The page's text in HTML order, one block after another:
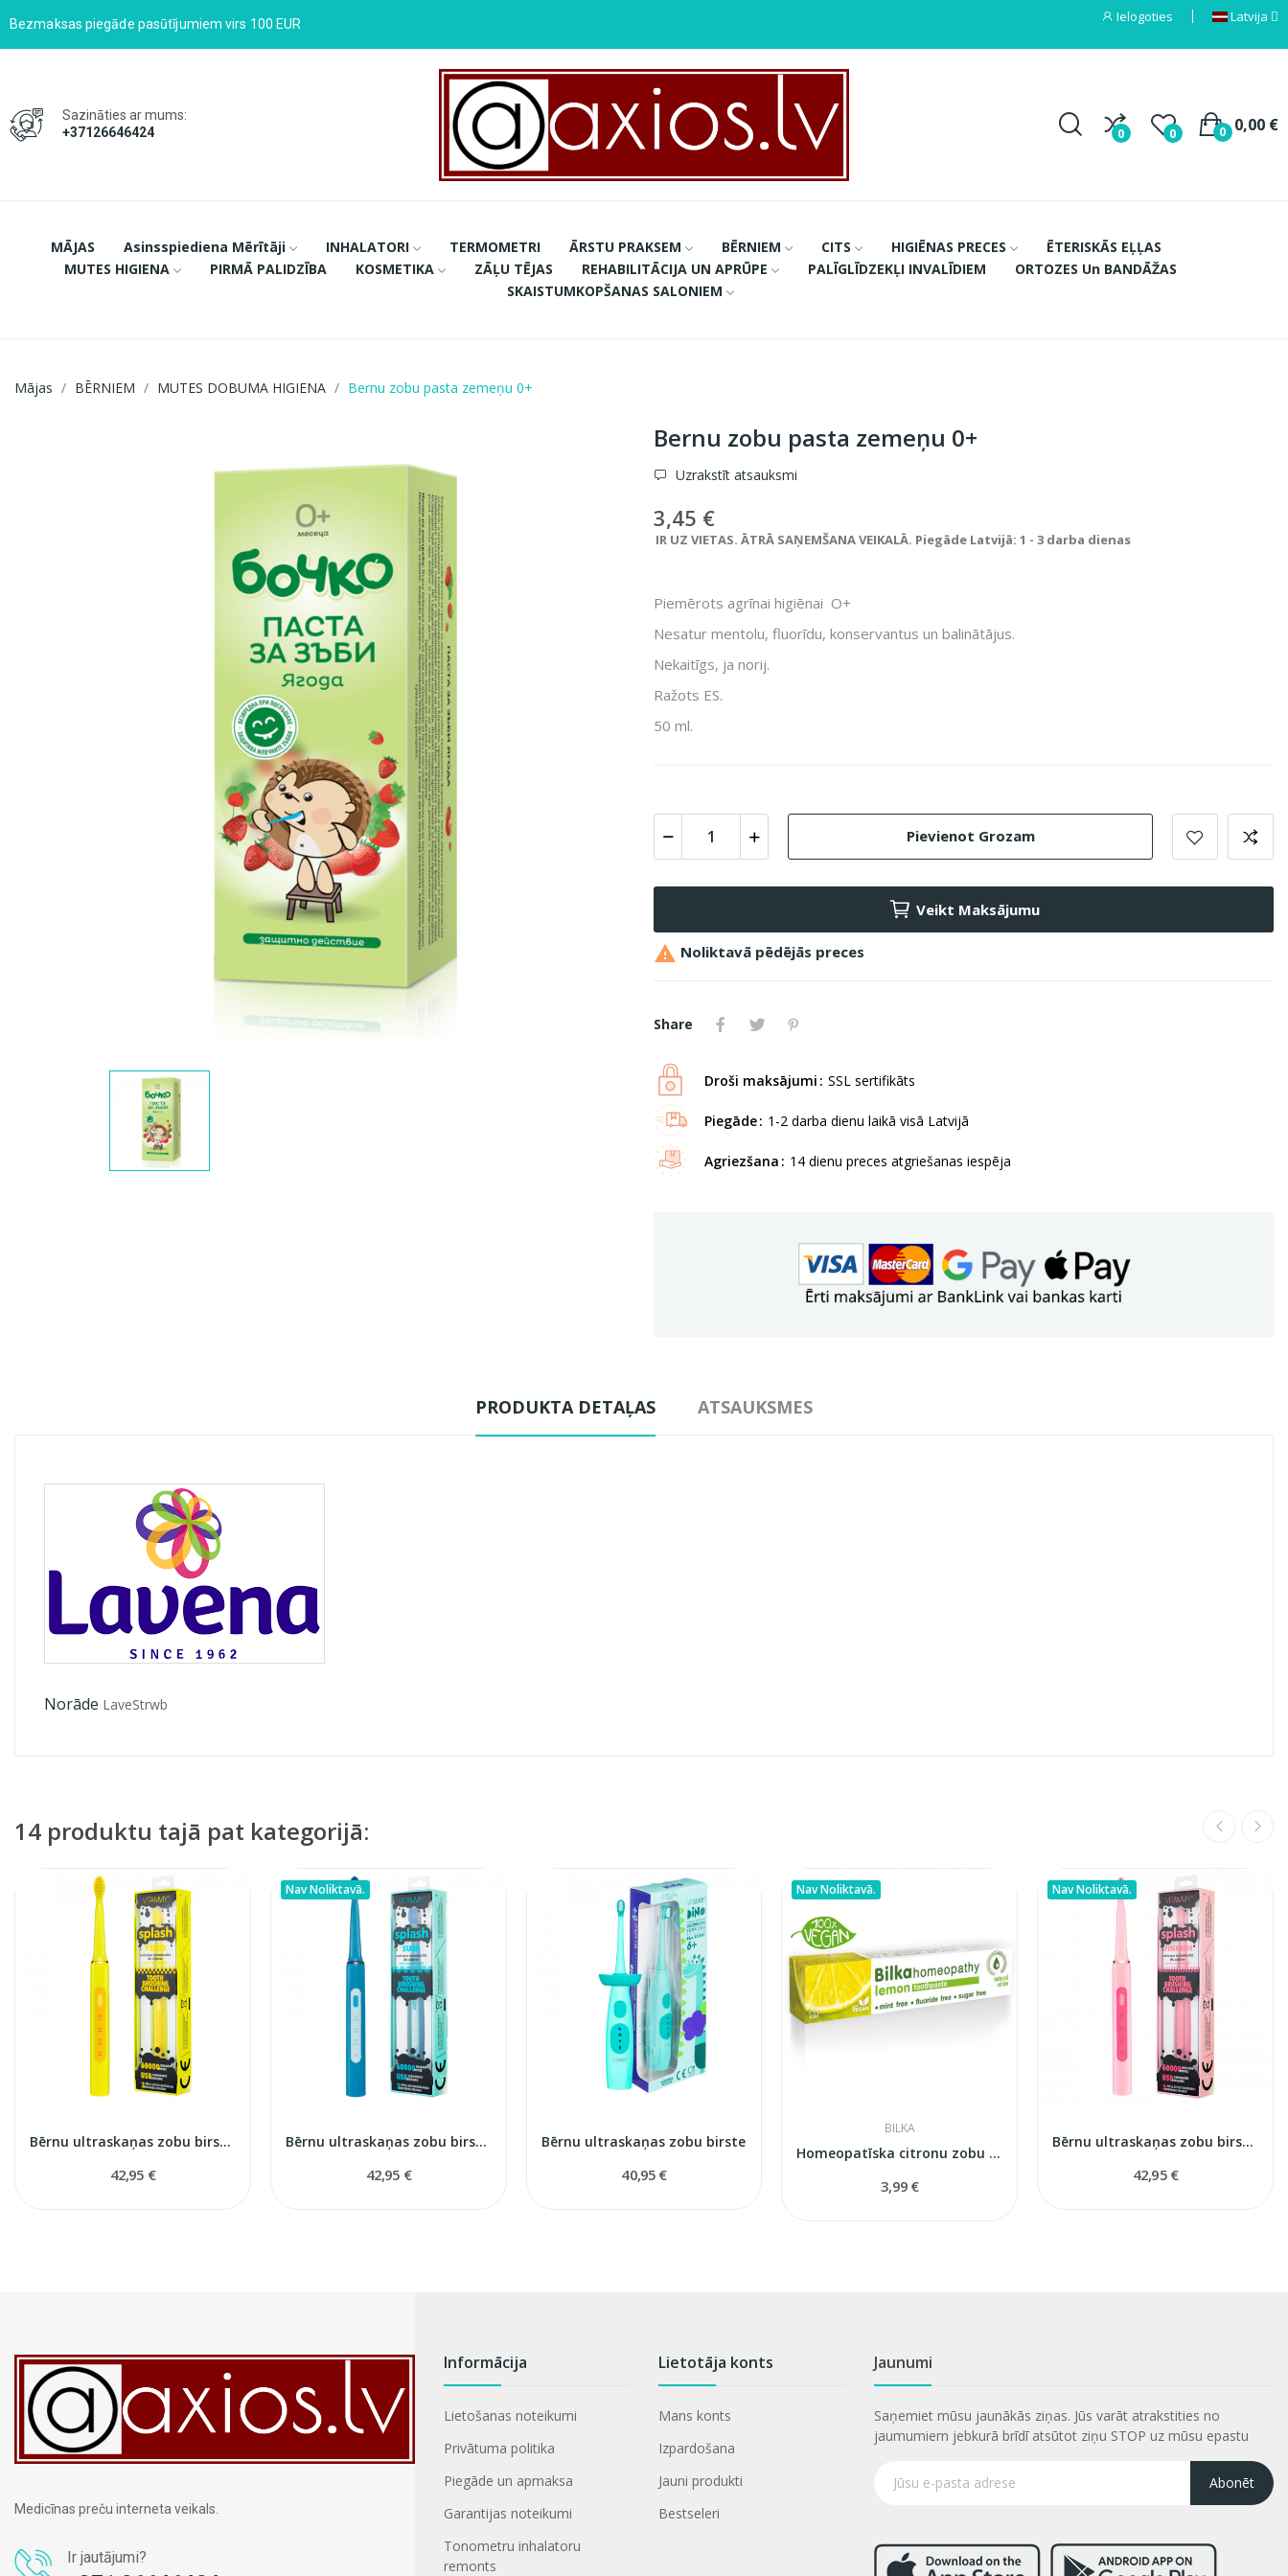
Bezmaksas piegāde pasūtījumiem virs 100 EUR Ielogoties Latvija
Sazināties ar mums:
+37126646424
0 0 0,00 €
0
MĀJAS Asinsspiediena Mērītāji INHALATORI TERMOMETRI ĀRSTU PRAKSEM BĒRNIEM CITS HIGIĒNAS PRECES
ĒTERISKĀS EĻĻAS
MUTES HIGIENA
PIRMĀ PALIDZĪBA KOSMETIKA ZĀĻU TĒJAS REHABILITĀCIJA UN APRŪPE PALĪGLĪDZEKĻI INVALĪDIEM
ORTOZES Un BANDĀŽAS
SKAISTUMKOPŠANAS SALONIEM
Mājas BĒRNIEM MUTES DOBUMA HIGIENA Bernu zobu pasta zemeņu 0+
Bernu zobu pasta zemeņu 0+
Uzrakstīt atsauksmi
3,45 €
IR UZ VIETAS. ĀTRĀ SAŅEMŠANA VEIKALĀ. Piegāde Latvijā: 1 - 3 darba dienas
Piemērots agrīnai higiēnai O+
Nesatur mentolu, fluorīdu, konservantus un balinātājus.
Nekaitīgs, ja norij.
Ražots ES.
50 ml.
Pievienot Grozam
Veikt Maksājumu
 Noliktavā pēdējās preces
Share
Droši maksājumi SSL sertifikāts
Piegāde 1-2 darba dienu laikā visā Latvijā
Agriezšana 14 dienu preces atgriešanas iespēja
PRODUKTA DETAĻAS ATSAUKSMES
Norāde LaveStrwb
14 produktu tajā pat kategorijā:
Bērnu ultraskaņas zobu birste Splash
42,95 €
Nav Noliktavā.
Bērnu ultraskaņas zobu birste Splash
42,95 €
Bērnu ultraskaņas zobu birste
40,95 €
Nav Noliktavā.
BILKA
Homeopatīska citronu zobu pasta
3,99 €
Nav Noliktavā.
Bērnu ultraskaņas zobu birste Splash
42,95 €
Medicīnas preču interneta veikals.
Ir jautājumi?
Informācija
Lietošanas noteikumi
Privātuma politika
Piegāde un apmaksa
Garantijas noteikumi
Tonometru inhalatoru
remonts
Lietotāja konts
Mans konts
Izpardošana
Jauni produkti
Bestseleri
Jaunumi
Saņemiet mūsu jaunākās ziņas. Jūs varāt atrakstities no
jaumumiem jebkurā brīdī atsūtot ziņu STOP uz mūsu epastu
Abonēt